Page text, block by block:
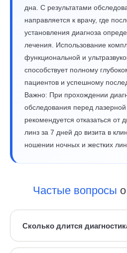
дна. С результатами
направляется к врачу, где
установления диагноза
лечения. Использование
функциональной и
способствует полному
пациентов и успешному
Важно: При прохождении
обследования перед
рекомендуется отказаться от
линз за 7 дней до визита в
ношении ночных и жестких
Частые вопросы
Сколько длится
В зависимости от вида